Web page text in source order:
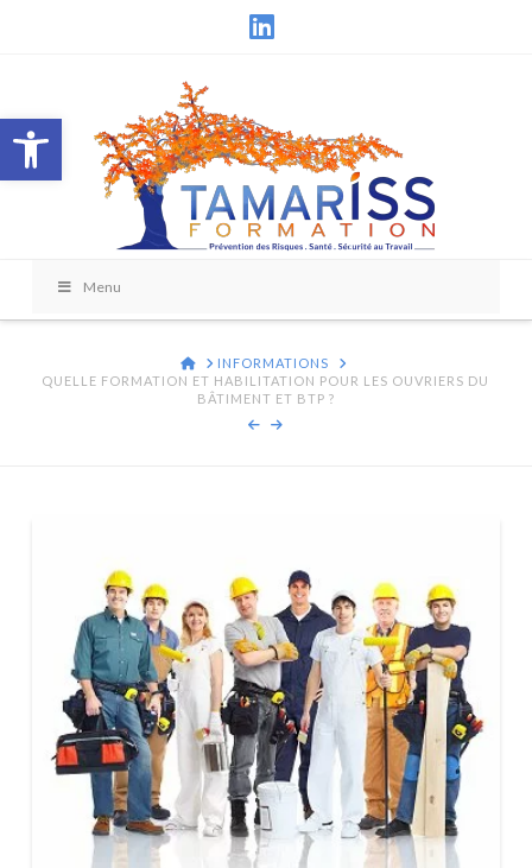
Ouvrir la barre d’outils
Menu
HOMEINFORMATIONS
QUELLE FORMATION ET HABILITATION POUR LES OUVRIERS DU
BÂTIMENT ET BTP ?